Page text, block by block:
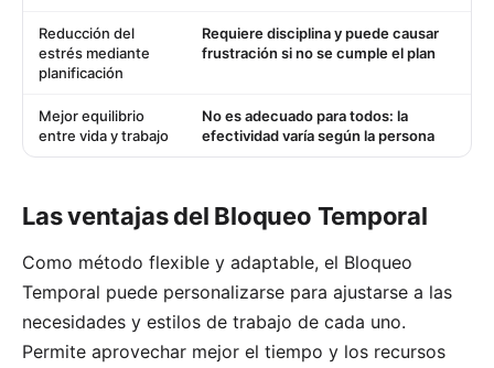
Reducción del
estrés mediante
planificación
Requiere disciplina y puede causar
frustración si no se cumple el plan
Mejor equilibrio
entre vida y trabajo
No es adecuado para todos: la
efectividad varía según la persona
Las ventajas del Bloqueo Temporal
Como método flexible y adaptable, el Bloqueo
Temporal puede personalizarse para ajustarse a las
necesidades y estilos de trabajo de cada uno.
Permite aprovechar mejor el tiempo y los recursos